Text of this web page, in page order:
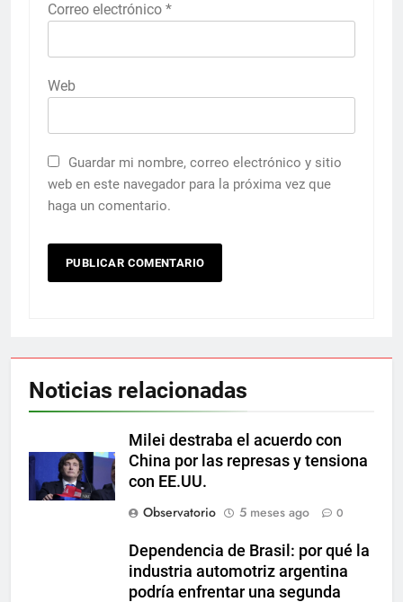
Correo electrónico *
Web
Guardar mi nombre, correo electrónico y sitio
web en este navegador para la próxima vez que
haga un comentario.
Noticias relacionadas
Milei destraba el acuerdo con
China por las represas y tensiona
con EE.UU.
Observatorio
5 meses ago 0
Dependencia de Brasil: por qué la
industria automotriz argentina
podría enfrentar una segunda